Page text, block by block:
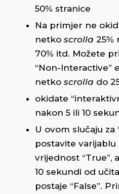
50% stranice
Na primjer ne
netkoscrolla 25%
70% itd. Možete
“Non-Interactive”
netkoscrolla do
okidate
nakon 5 ili 10
U ovom slučaju za
postavite varijablu
vrijednost “True”,
10 sekundi od
postaje “False”.